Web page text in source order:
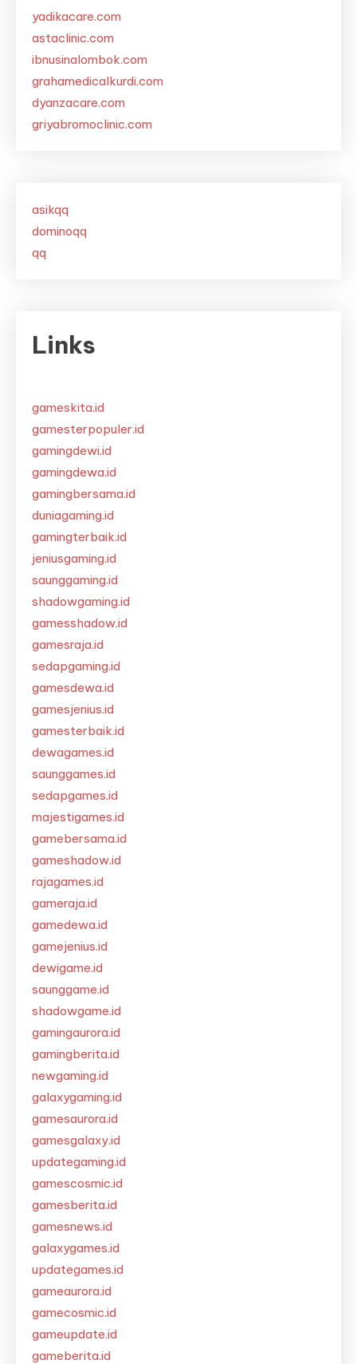
yadikacare.com
astaclinic.com
ibnusinalombok.com
grahamedicalkurdi.com
dyanzacare.com
griyabromoclinic.com
asikqq
dominoqq
qq
Links
gameskita.id
gamesterpopuler.id
gamingdewi.id
gamingdewa.id
gamingbersama.id
duniagaming.id
gamingterbaik.id
jeniusgaming.id
saunggaming.id
shadowgaming.id
gamesshadow.id
gamesraja.id
sedapgaming.id
gamesdewa.id
gamesjenius.id
gamesterbaik.id
dewagames.id
saunggames.id
sedapgames.id
majestigames.id
gamebersama.id
gameshadow.id
rajagames.id
gameraja.id
gamedewa.id
gamejenius.id
dewigame.id
saunggame.id
shadowgame.id
gamingaurora.id
gamingberita.id
newgaming.id
galaxygaming.id
gamesaurora.id
gamesgalaxy.id
updategaming.id
gamescosmic.id
gamesberita.id
gamesnews.id
galaxygames.id
updategames.id
gameaurora.id
gamecosmic.id
gameupdate.id
gameberita.id